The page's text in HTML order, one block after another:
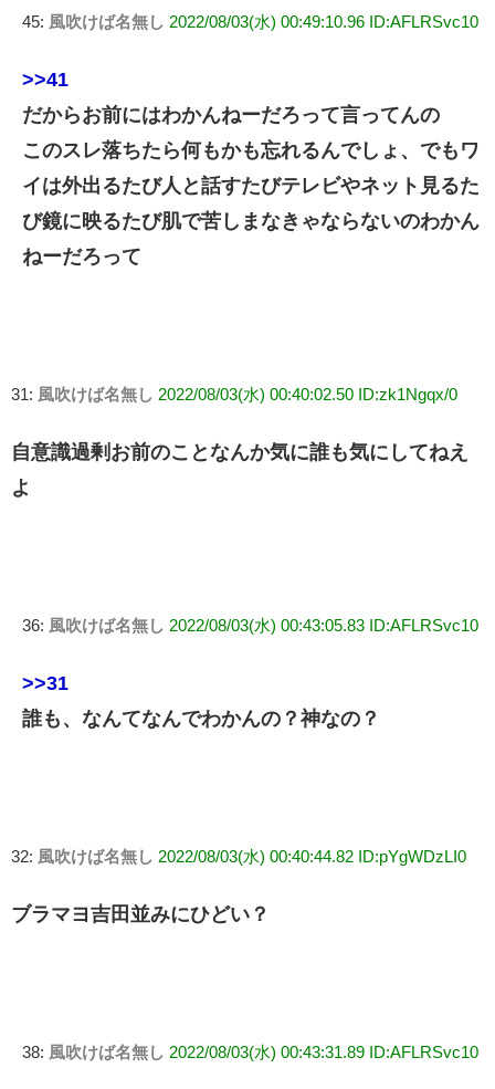
45: 風吹けば名無し 2022/08/03(水) 00:49:10.96 ID:AFLRSvc10
>>41
だからお前にはわかんねーだろって言ってんの
このスレ落ちたら何もかも忘れるんでしょ、でもワ
イは外出るたび人と話すたびテレビやネット見るた
び鏡に映るたび肌で苦しまなきゃならないのわかん
ねーだろって
31: 風吹けば名無し 2022/08/03(水) 00:40:02.50 ID:zk1Ngqx/0
自意識過剰お前のことなんか気に誰も気にしてねえ
よ
36: 風吹けば名無し 2022/08/03(水) 00:43:05.83 ID:AFLRSvc10
>>31
誰も、なんてなんでわかんの？神なの？
32: 風吹けば名無し 2022/08/03(水) 00:40:44.82 ID:pYgWDzLI0
ブラマヨ吉田並みにひどい？
38: 風吹けば名無し 2022/08/03(水) 00:43:31.89 ID:AFLRSvc10